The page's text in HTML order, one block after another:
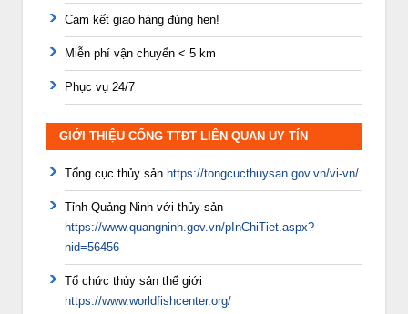
Cam kết giao hàng đúng hẹn!
Miễn phí vận chuyển < 5 km
Phục vụ 24/7
GIỚI THIỆU CỔNG TTĐT LIÊN QUAN UY TÍN
Tổng cục thủy sản https://tongcucthuysan.gov.vn/vi-vn/
Tỉnh Quảng Ninh với thủy sản
https://www.quangninh.gov.vn/pInChiTiet.aspx?
nid=56456
Tổ chức thủy sản thế giới
https://www.worldfishcenter.org/